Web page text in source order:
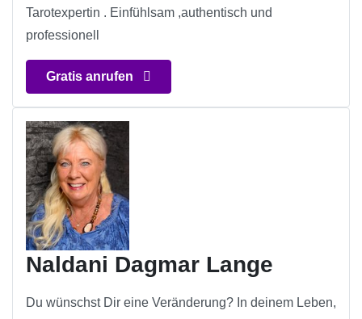
Tarotexpertin . Einfühlsam ,authentisch und
professionell
Gratis anrufen
Naldani Dagmar Lange
Du wünschst Dir eine Veränderung? In deinem Leben,